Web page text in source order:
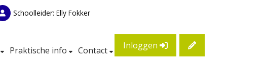
Schoolleider: Elly Fokker
Praktische info Contact Inloggen